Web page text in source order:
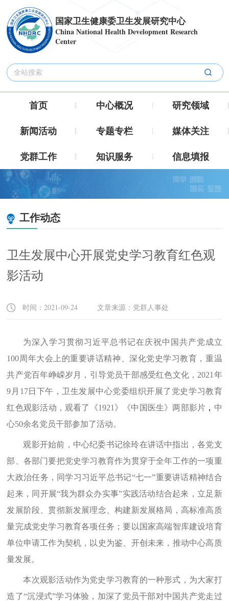
国家卫生健康委卫生发展研究中心
China National Health Development Research
Center
首页 中心概况
研究领域
新闻活动
专题专栏
媒体关注
党群工作
知识服务 信息填报
工作动态
卫生发展中心开展党史学习教育红色观
影活动
时间：2021-09-24 文章来源：党群人事处
为深入学习贯彻习近平总书记在庆祝中国共产党成立
100周年大会上的重要讲话精神、深化党史学习教育，重温
共产党百年峥嵘岁月，引导党员干部感受红色文化， 2021 年
9 月 17日下午，卫生发展中心党委组织开展了党史学习教育
红色观影活动，观看了《1921 》《中国医生》两部影片 ， 中
心50余名党员干部参加了活动。
观影开始前，中心纪委书记徐玲在讲话中指出，各党支
部、各部门要把党史学习教育作为贯穿于全年工作的一项重
大政治任务，同学习习近平总书记“七一”重要讲话精神结合
起来，同开展“我为群众办实事”实践活动结合起来，立足新
发展阶段、贯彻新发展理念、构建新发展格局，高标准高质
量完成党史学习教育各项任务；要 以国家高端智库建设培育
单位申请工作为契机，以史为鉴、开创未来，推动中心高质
量发展。
本次观影活动作为党史学习教育的一种形式，为大家打
造了“沉浸式”学习体验，加深了党员干部对中国共产党走过